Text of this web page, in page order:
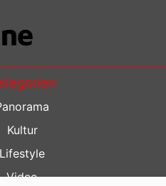
Kultur
Lifestyle
Video